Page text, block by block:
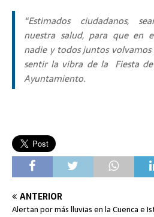
“Estimados ciudadanos,
nuestra salud, para que en
nadie y todos juntos
sentir la vibra de la Fiesta
Ayuntamiento.
ANTERIOR
Alertan por más lluvias en la Cuenca e